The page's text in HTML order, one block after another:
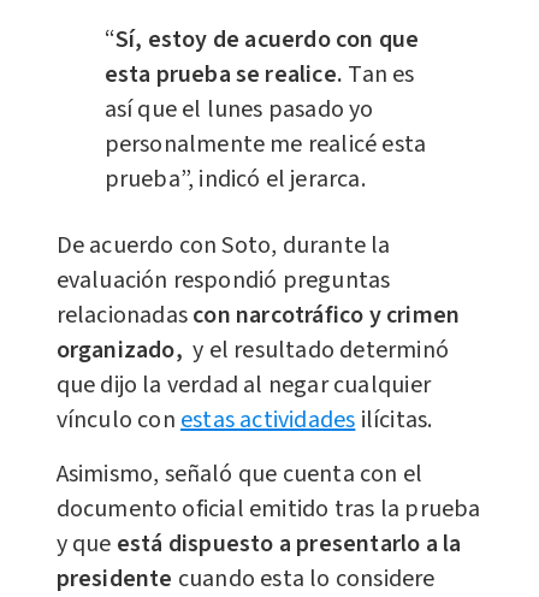
“Sí, estoy de acuerdo con que
esta prueba se realice. Tan es
así que el lunes pasado yo
personalmente me realicé esta
prueba”, indicó el jerarca.
De acuerdo con Soto, durante la
evaluación respondió preguntas
relacionadascon narcotráfico y crimen
organizado, y el resultado determinó
que dijo la verdad al negar cualquier
vínculo con estas actividades ilícitas.
Asimismo, señaló que cuenta con el
documento oficial emitido tras la prueba
y que está dispuesto a presentarlo a la
presidente cuando esta lo considere